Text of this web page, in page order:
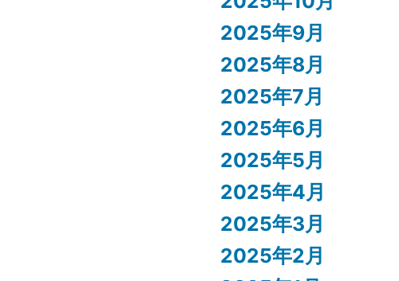
2025年9月
2025年8月
2025年7月
2025年6月
2025年5月
2025年4月
2025年3月
2025年2月